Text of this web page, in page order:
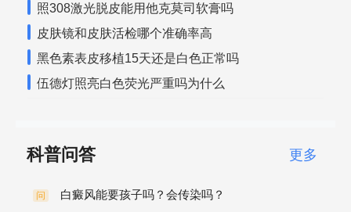
照308激光脱皮能用他克莫司软膏吗
皮肤镜和皮肤活检哪个准确率高
黑色素表皮移植15天还是白色正常吗
伍德灯照亮白色荧光严重吗为什么
科普问答 更多
问 白癜风能要孩子吗？会传染吗？